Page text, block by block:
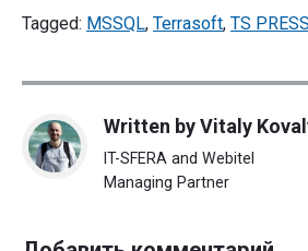
Tagged: MSSQL, Terrasoft, TS PRESS
Written byVitaly
IT-SFERA and Webitel
Managing Partner